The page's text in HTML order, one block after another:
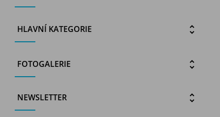
HLAVNÍ KATEGORIE
FOTOGALERIE
NEWSLETTER